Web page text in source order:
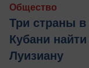
Общество
Три страны в
Кубани
Луизиану